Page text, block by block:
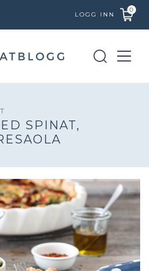
LOGG INN
0
SPINAT,